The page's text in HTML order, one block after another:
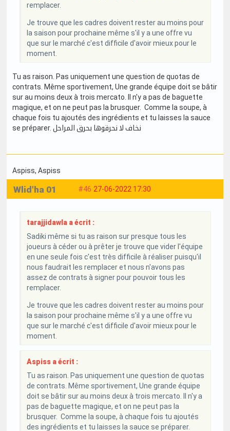
remplacer.
Je trouve que les cadres doivent rester au moins pour
la saison pour prochaine même s'il y a une offre vu
que sur le marché c'est difficile d'avoir mieux pour le
moment.
Tu as raison. Pas uniquement une question de quotas de
contrats. Même sportivement, Une grande équipe doit se bâtir
sur au moins deux à trois mercato. Il n'y a pas de baguette
magique, et on ne peut pas la brusquer. Comme la soupe, à
chaque fois tu ajoutés des ingrédients et tu laisses la sauce
se préparer. نخاف لا نحرقوها بحرق المراحل
Aspiss, Aspiss
#46 27-06-2022 17:30
Wlid'ha 01
tarajjidawla a écrit :
Sadiki même si tu as raison sur presque tous les
joueurs à céder ou à prêter je trouve que vider l'équipe
en une seule fois c'est très difficile à réaliser puisqu'il
nous faudrait les remplacer et nous n'avons pas
assez de contrats à signer pour pouvoir tous les
remplacer.
Je trouve que les cadres doivent rester au moins pour
la saison pour prochaine même s'il y a une offre vu
que sur le marché c'est difficile d'avoir mieux pour le
moment.
Aspiss a écrit :
Tu as raison. Pas uniquement une question de quotas
de contrats. Même sportivement, Une grande équipe
doit se bâtir sur au moins deux à trois mercato. Il n'y a
pas de baguette magique, et on ne peut pas la
brusquer. Comme la soupe, à chaque fois tu ajoutés
des ingrédients et tu laisses la sauce se préparer.